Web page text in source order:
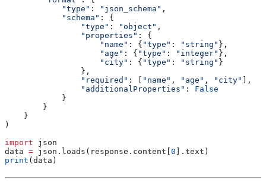
            "type"
: "json_schema" ,
            "schema"
: {
                "type"
: "object" ,
                "properties"
: {
                    "name"
: { "type" : "string" },
                    "age"
: { "type" : "integer" },
                    "city"
: { "type" : "string" }
                },
                "required"
: [ "name" , "age" , "city"
],
                "additionalProperties"
: False
            }
        }
    }
)
import json
data = json.loads(response.content[ 0 ].text)
print (data)